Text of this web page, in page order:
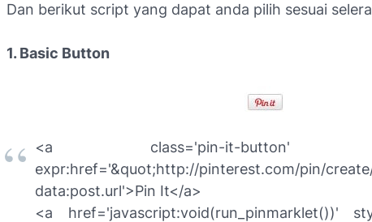
Dan berikut script yang dapat anda pilih sesuai
1. Basic Button
<a class='pin-it-button'
expr:href='&quot;http://pinterest.com/pin/
data:post.url'>Pin It</a>
<a href='javascript:void(run_pinmarklet())'